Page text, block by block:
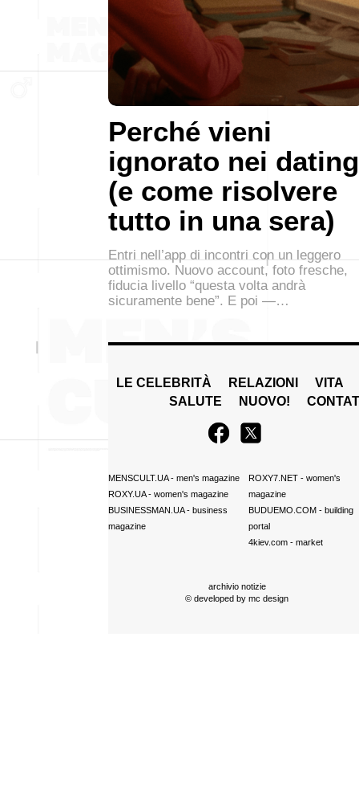
Perché vieni
ignorato nei dating
(e come risolvere
tutto in una sera)
Entri nell’app di incontri con un leggero
ottimismo. Nuovo account, foto fresche,
fiducia livello “questa volta andrà
sicuramente bene”. E poi —…
LE CELEBRITÀ RELAZIONI
VITA
SALUTE
NUOVO!
MENSCULT.UA- men's magazine
ROXY.UA- women's magazine
BUSINESSMAN.UA- business
magazine
ROXY7.NET- women's
magazine
BUDUEMO.COM- building
portal
4kiev.com- market
archivio notizie
© developed by mc design